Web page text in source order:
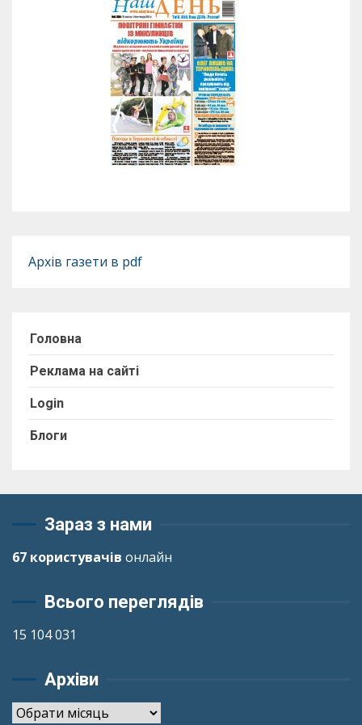
Архів газети в pdf
Головна
Реклама на сайті
Login
Блоги
Зараз з нами
67 користувачів онлайн
Всього переглядів
15 104 031
Архіви
Архіви